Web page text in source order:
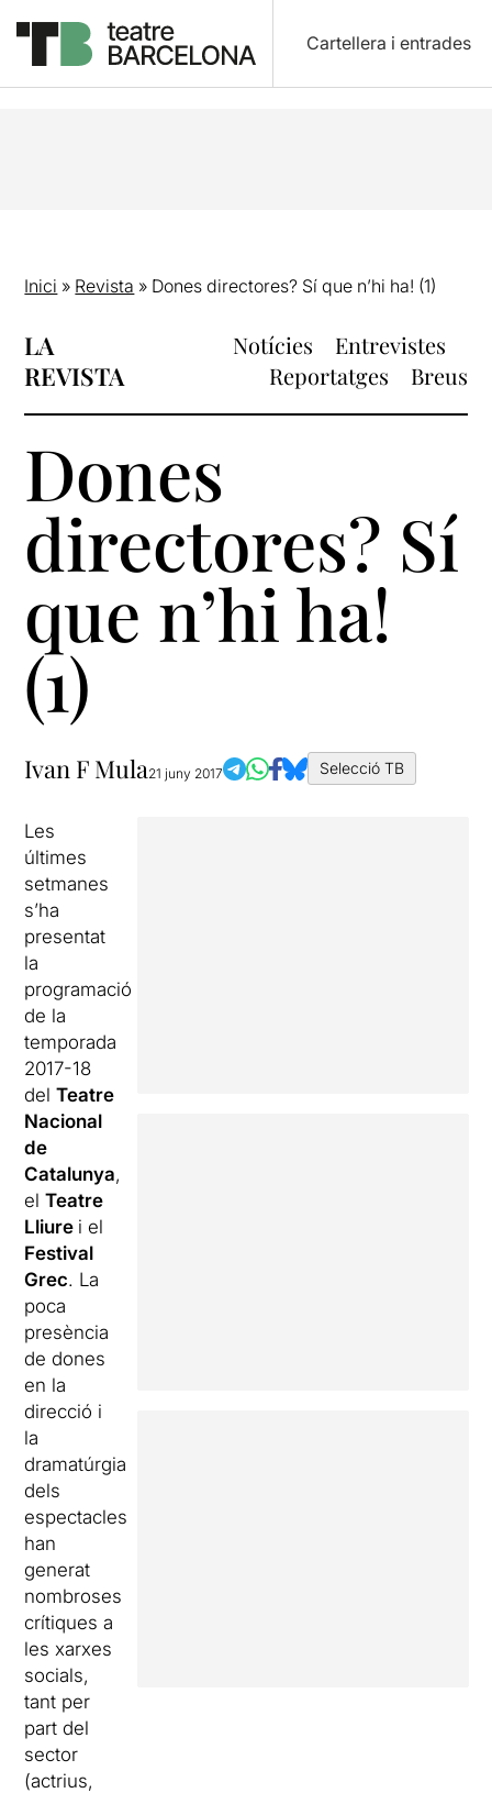
Cartellera i entrades
Inici » Revista » Dones directores? Sí que n’hi ha! (1)
LA
REVISTA
Notícies
Entrevistes
Reportatges
Breus
Dones
directores? Sí
que n’hi ha!
(1)
Ivan F Mula21 juny 2017 Selecció TB
Les
últimes
setmanes
s’ha
presentat
la
programació
de la
temporada
2017-18
delTeatre
Nacional
de
Catalunya,
elTeatre
Lliure i el
Festival
Grec. La
poca
presència
de dones
en la
direcció i
la
dramatúrgia
dels
espectacles
han
generat
nombroses
crítiques a
les xarxes
socials,
tant per
part del
sector
(actrius,